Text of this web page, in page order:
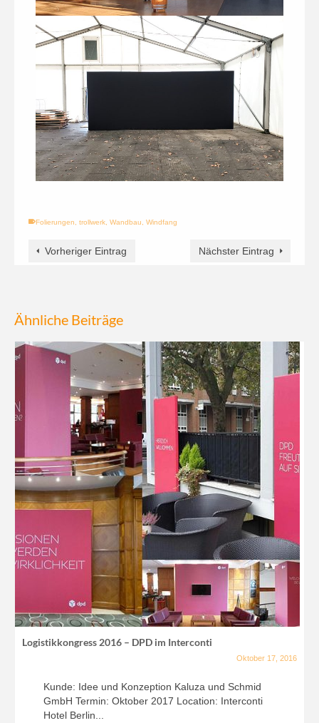
Folierungen trollwerk Wandbau Windfang
Vorheriger Eintrag Nächster Eintrag
Ähnliche Beiträge
Logistikkongress 2016 – DPD im Interconti
Oktober 17, 2016
Kunde: Idee und Konzeption Kaluza und Schmid
GmbH Termin: Oktober 2017 Location: Interconti
Hotel Berlin...